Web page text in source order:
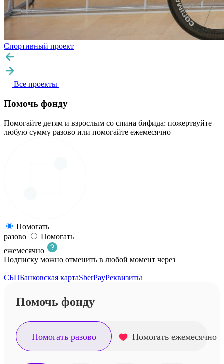
Спортивный проект
Все проекты
Помочь фонду
Помогайте детям и взрослым со спина бифида: пожертвуйте
любую сумму разово или помогайте ежемесячно
Помогать
разово
Помогать
ежемесячно
Подписку можно отменить в любой момент через
СБПБанковская картаSberPayРеквизиты
Помочь фонду
Помогать разово Помогать ежемесячно